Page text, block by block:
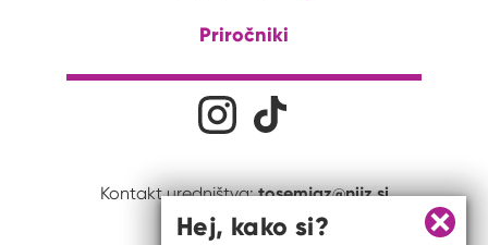
Priročniki
Družabna omrežjaNa naš Instagram profil
Kontakt uredništva:tosemjaz@nijz.si
Zapri
Hej, kako si?